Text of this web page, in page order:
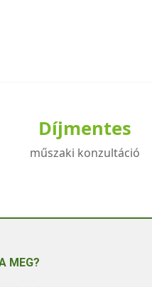
Díjmentes
műszaki konzultáció
MEG?